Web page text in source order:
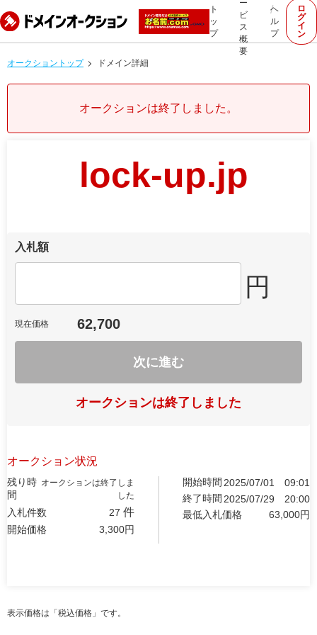
ト
ッ
プ
ー
ビ
ス
概
要
ヘ
ル
プ
ロ
グ
イ
ン
オークショントップ ドメイン詳細
オークションは終了しました。
lock-up.jp
入札額
円
現在価格 62,700
次に進む
オークションは終了しました
オークション状況
残り時
間
オークションは終了しま
した
入札件数 27 件
開始価格 3,300円
開始時間 2025/07/01
09:01
終了時間 2025/07/29
20:00
最低入札価格
63,000円
表示価格は「税込価格」です。